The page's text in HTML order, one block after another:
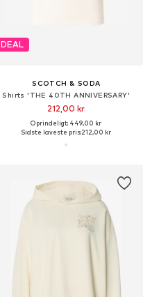
DEAL
SCOTCH & SODA
Shirts 'THE 40TH ANNIVERSARY'
212,00 kr
Oprindeligt: 449,00 kr
Sidste laveste pris:212,00 kr